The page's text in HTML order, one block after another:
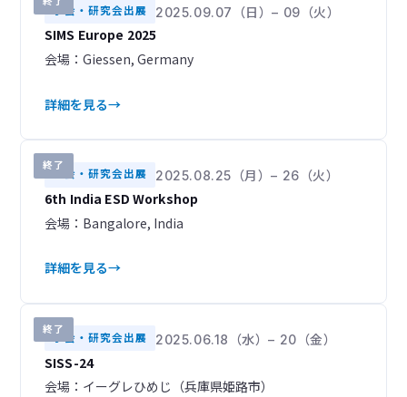
学会・研究会出展 2025.09.07（日）– 09（火）
SIMS Europe 2025
会場：Giessen, Germany
詳細を見る
終了
学会・研究会出展 2025.08.25（月）– 26（火）
6th India ESD Workshop
会場：Bangalore, India
詳細を見る
終了
学会・研究会出展 2025.06.18（水）– 20（金）
SISS-24
会場：イーグレひめじ（兵庫県姫路市）